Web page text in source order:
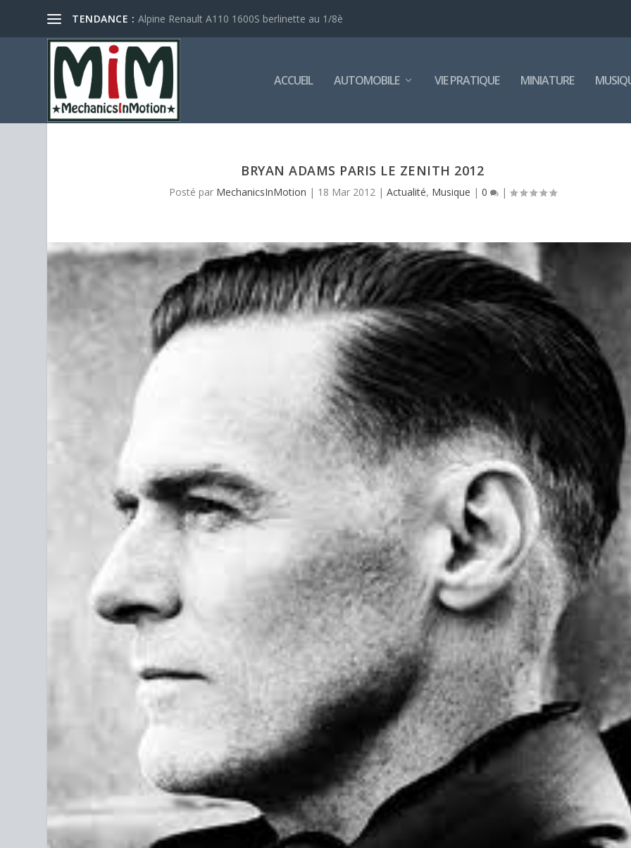
TENDANCE : Alpine Renault A110 1600S berlinette au 1/8è
ACCUEIL AUTOMOBILE VIE PRATIQUE MINIATURE
BRYAN ADAMS PARIS LE ZENITH 2012
Posté par MechanicsInMotion | 18 Mar 2012| Actualité, Musique | 0 |